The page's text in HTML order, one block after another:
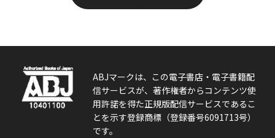
ABJマークは、この電子書店・電子書籍配
信サービスが、著作権者からコンテンツ使
用許諾を得た正規版配信サービスであるこ
とを示す登録商標（登録番号6091713号）
です。